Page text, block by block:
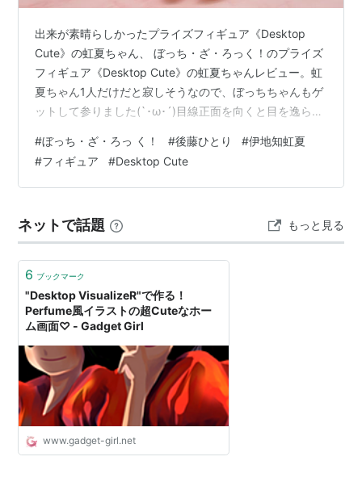
出来が素晴らしかったプライズフィギュア《Desktop
Cute》の虹夏ちゃん、 ぼっち・ざ・ろっく！のプライズ
フィギュア《Desktop Cute》の虹夏ちゃんレビュー。虹
夏ちゃん1人だけだと寂しそうなので、ぼっちちゃんもゲ
ットして参りました(`･ω･´)目線正面を向くと目を逸ら
ゃんとツーショット箱のサイズが微妙に違うんですね。
ぼ虹は最高だなぁ！ ⬇購入先⬇ ぼっち・ざ・ろっく！
Desktop Cute 後藤ひとり ルームウェアver Amazon 駿
地知虹夏 ルームウェア…
#ぼっち・ざ・ろっ く！ #後藤ひとり #伊地知虹夏
#フィギュア #Desktop Cute
ネットで話題 もっと見る
6 ブックマーク
"Desktop VisualizeR"で作る！
Perfume風イラストの超Cuteなホー
ム画面♡ - Gadget Girl
www.gadget-girl.net